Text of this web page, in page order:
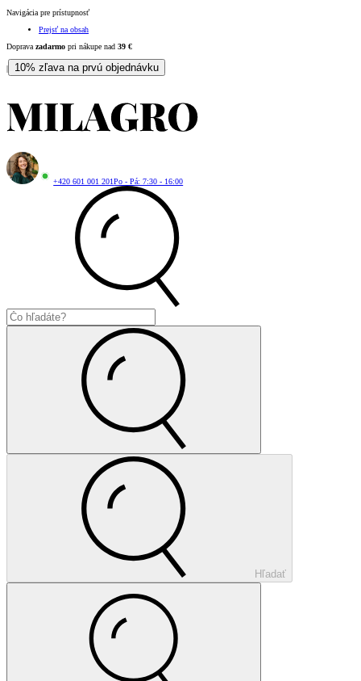
Navigácia pre prístupnosť
Prejsť na obsah
Doprava zadarmo pri nákupe nad 39 €
| 10% zľava na prvú objednávku
+420 601 001 201Po - Pá: 7:30 - 16:00
Hľadať